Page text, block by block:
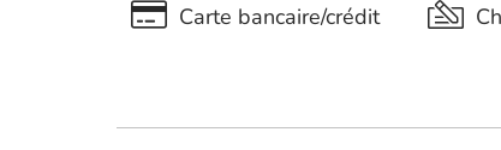
Carte bancaire/crédit